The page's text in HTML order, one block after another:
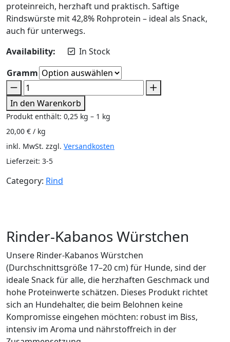
proteinreich, herzhaft und praktisch. Saftige
Rindswürste mit 42,8% Rohprotein – ideal als Snack,
auch für unterwegs.
Availability:
In Stock
Gramm
In den Warenkorb
Produkt enthält: 0,25 kg – 1 kg
20,00 € / kg
inkl. MwSt. zzgl. Versandkosten
Lieferzeit: 3-5
Category: Rind
Rinder-Kabanos Würstchen
Unsere Rinder-Kabanos Würstchen
(Durchschnittsgröße 17–20 cm) für Hunde, sind der
ideale Snack für alle, die herzhaften Geschmack und
hohe Proteinwerte schätzen. Dieses Produkt richtet
sich an Hundehalter, die beim Belohnen keine
Kompromisse eingehen möchten: robust im Biss,
intensiv im Aroma und nährstoffreich in der